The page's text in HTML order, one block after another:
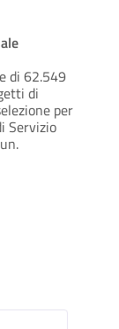
di 62.549
di
per
Servizio